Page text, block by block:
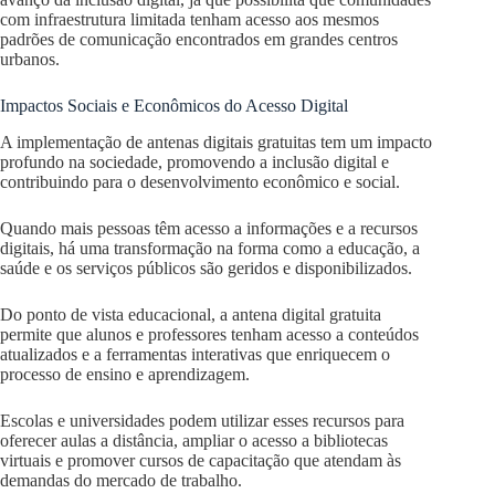
com infraestrutura limitada tenham acesso aos mesmos
padrões de comunicação encontrados em grandes centros
urbanos.
Impactos Sociais e Econômicos do Acesso Digital
A implementação de antenas digitais gratuitas tem um impacto
profundo na sociedade, promovendo a inclusão digital e
contribuindo para o desenvolvimento econômico e social.
Quando mais pessoas têm acesso a informações e a recursos
digitais, há uma transformação na forma como a educação, a
saúde e os serviços públicos são geridos e disponibilizados.
Do ponto de vista educacional, a antena digital gratuita
permite que alunos e professores tenham acesso a conteúdos
atualizados e a ferramentas interativas que enriquecem o
processo de ensino e aprendizagem.
Escolas e universidades podem utilizar esses recursos para
oferecer aulas a distância, ampliar o acesso a bibliotecas
virtuais e promover cursos de capacitação que atendam às
demandas do mercado de trabalho.